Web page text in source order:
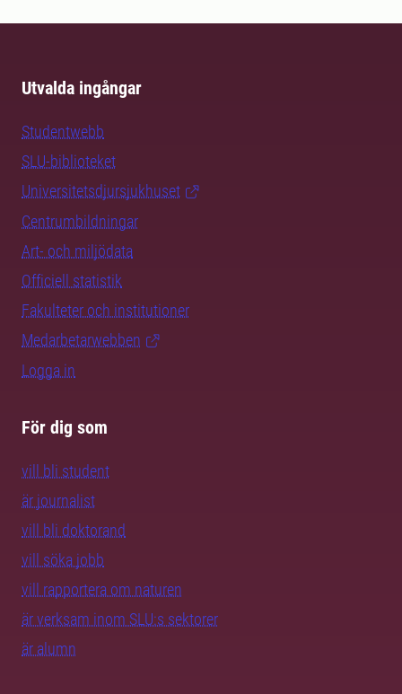
Utvalda ingångar
Studentwebb
SLU-biblioteket
Universitetsdjursjukhuset
Centrumbildningar
Art- och miljödata
Officiell statistik
Fakulteter och institutioner
Medarbetarwebben
Logga in
För dig som
vill bli student
är journalist
vill bli doktorand
vill söka jobb
vill rapportera om naturen
är verksam inom SLU:s sektorer
är alumn